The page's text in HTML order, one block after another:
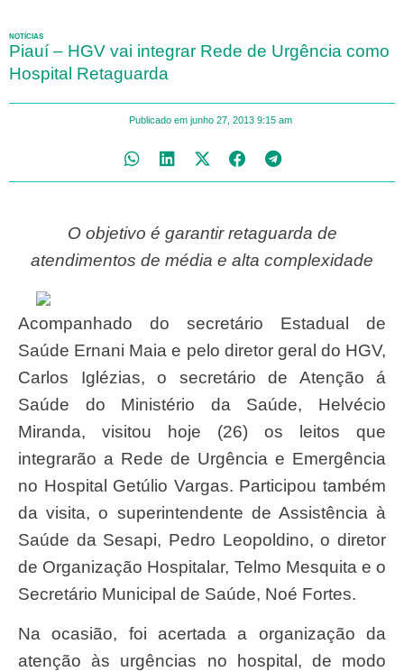
NOTÍCIAS
Piauí – HGV vai integrar Rede de Urgência como
Hospital Retaguarda
Publicado em junho 27, 2013 9:15 am
O objetivo é garantir retaguarda de
atendimentos de média e alta complexidade
Acompanhado do secretário Estadual de
Saúde Ernani Maia e pelo diretor geral do HGV,
Carlos Iglézias, o secretário de Atenção á
Saúde do Ministério da Saúde, Helvécio
Miranda, visitou hoje (26) os leitos que
integrarão a Rede de Urgência e Emergência
no Hospital Getúlio Vargas. Participou também
da visita, o superintendente de Assistência à
Saúde da Sesapi, Pedro Leopoldino, o diretor
de Organização Hospitalar, Telmo Mesquita e o
Secretário Municipal de Saúde, Noé Fortes.
Na ocasião, foi acertada a organização da
atenção às urgências no hospital, de modo